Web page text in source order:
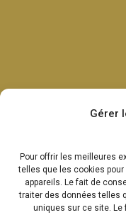
Gérer
Pour offrir les meilleures
telles que les cookies
appareils. Le fait de
traiter des données telles
uniques sur ce site. Le